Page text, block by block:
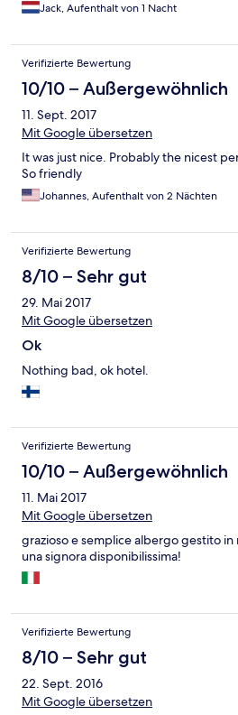
Jack, Aufenthalt von 1 Nacht
Verifizierte Bewertung
10/10 – Außergewöhnlich
11. Sept. 2017
Mit Google übersetzen
It was just nice. Probably the nicest
So friendly
Johannes, Aufenthalt von 2 Nächten
Verifizierte Bewertung
8/10 – Sehr gut
29. Mai 2017
Mit Google übersetzen
Ok
Nothing bad, ok hotel.
Verifizierte Bewertung
10/10 – Außergewöhnlich
11. Mai 2017
Mit Google übersetzen
grazioso e semplice albergo gestito
una signora disponibilissima!
Verifizierte Bewertung
8/10 – Sehr gut
22. Sept. 2016
Mit Google übersetzen